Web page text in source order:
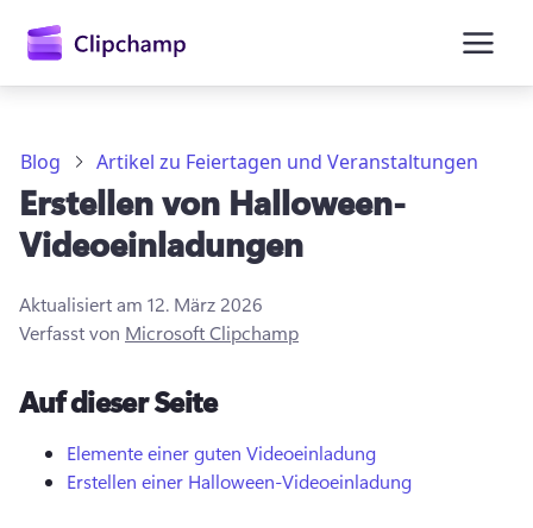
Anmelden
Blog Artikel zu Feiertagen und Veranstaltungen
Erstellen von Halloween-
Videoeinladungen
Aktualisiert am 12. März 2026
Verfasst von Microsoft Clipchamp
Auf dieser Seite
Elemente einer guten Videoeinladung
Erstellen einer Halloween-Videoeinladung